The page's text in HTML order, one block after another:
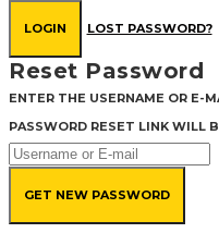
LOGIN LOST PASSWORD?
Reset Password
ENTER THE USERNAME OR E-
PASSWORD RESET LINK WILL
GET NEW PASSWORD